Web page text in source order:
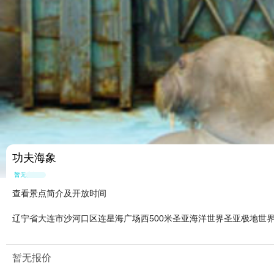
功夫海象
暂无点评
查看景点简介及开放时间
辽宁省大连市沙河口区连星海广场西500米圣亚海洋世界圣亚极地世
暂无报价